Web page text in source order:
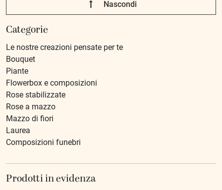
Nascondi
Categorie
Le nostre creazioni pensate per te
Bouquet
Piante
Flowerbox e composizioni
Rose stabilizzate
Rose a mazzo
Mazzo di fiori
Laurea
Composizioni funebri
Prodotti in evidenza